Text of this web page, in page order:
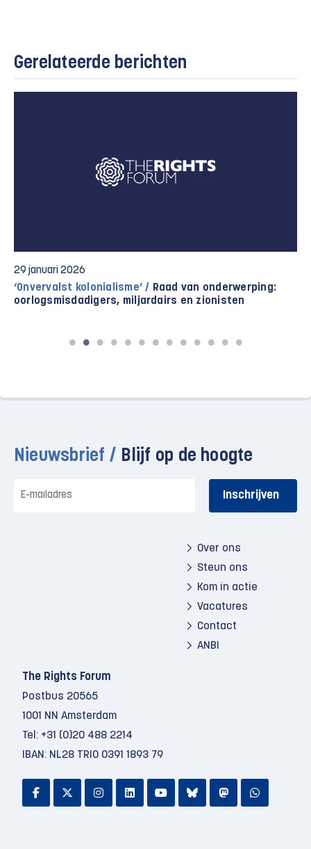
Gerelateerde berichten
26 januari 2026
Analyse /Van Gaza naar Venezuela en Groenland: de
ontmanteling van de internationale rechtsorde
Nieuwsbrief / Blijf op de hoogte
mailadres
Over ons
Steun ons
Kom in actie
Vacatures
Contact
ANBI
The Rights Forum
Postbus 20565
1001 NN Amsterdam
Tel: +31 (0)20 488 2214
IBAN: NL28 TRIO 0391 1893 79